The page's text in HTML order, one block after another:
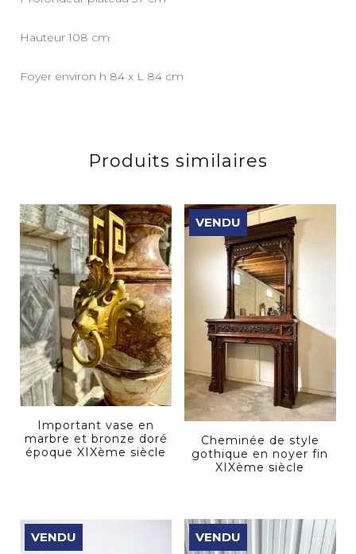
Hauteur 108 cm
Foyer environ h 84 x L 84 cm
Produits similaires
Important vase en
marbre et bronze doré
époque XIXème siècle
VENDU
Cheminée de style
gothique en noyer fin
XIXème siècle
VENDU VENDU